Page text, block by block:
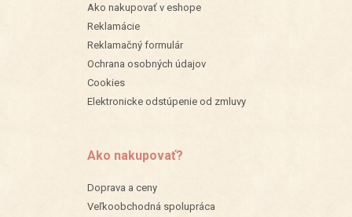
Ako nakupovať v eshope
Reklamácie
Reklamačný formulár
Ochrana osobných údajov
Cookies
Elektronicke odstúpenie od zmluvy
Ako nakupovať?
Doprava a ceny
Veľkoobchodná spolupráca